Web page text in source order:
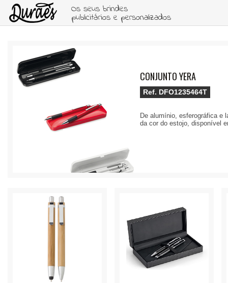
Os seus brindes
publicitários e personalizados
CONJUNTO YERA
De alumínio, esferográfica e
da cor do estojo, disponível
Ref. DFO1235464T